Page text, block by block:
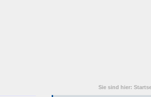
Sie sind hier: